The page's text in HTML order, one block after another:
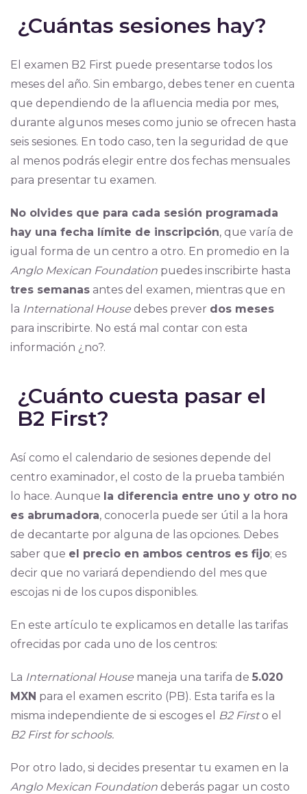
¿Cuántas sesiones hay?
El examen B2 First puede presentarse todos los
meses del año. Sin embargo, debes tener en cuenta
que dependiendo de la afluencia media por mes,
durante algunos meses como junio se ofrecen hasta
seis sesiones. En todo caso, ten la seguridad de que
al menos podrás elegir entre dos fechas mensuales
para presentar tu examen.
No olvides que para cada sesión programada
hay una fecha límite de inscripción, que varía de
igual forma de un centro a otro. En promedio en la
Anglo Mexican Foundationpuedes inscribirte hasta
tres semanasantes del examen, mientras que en
la International Housedebes prever dos meses
para inscribirte. No está mal contar con esta
información ¿no?.
¿Cuánto cuesta pasar el
B2 First?
Así como el calendario de sesiones depende del
centro examinador, el costo de la prueba también
lo hace. Aunque la diferencia entre uno y otro no
es abrumadora, conocerla puede ser útil a la hora
de decantarte por alguna de las opciones. Debes
saber que el precio en ambos centros es fijo; es
decir que no variará dependiendo del mes que
escojas ni de los cupos disponibles.
En este artículo te explicamos en detalle las tarifas
ofrecidas por cada uno de los centros:
La International Housemaneja una tarifa de 5.020
MXN para el examen escrito (PB). Esta tarifa es la
misma independiente de si escoges el
B2 Firsto el
B2 First for schools.
Por otro lado, si decides presentar tu examen en la
Anglo Mexican Foundationdeberás pagar un costo